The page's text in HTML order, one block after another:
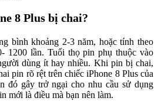
8 Plus bị chai?
bình khoảng 2-3 năm, hoặc tính theo
1200 lần. Tuổi thọ pin phụ thuộc vào
dùng ít hay nhiều. Khi pin bị chai,
pin rõ rệt trên chiếc iPhone 8 Plus của
đó gây trở ngại cho nhu cầu sử dụng
mới là điều mà bạn nên làm.